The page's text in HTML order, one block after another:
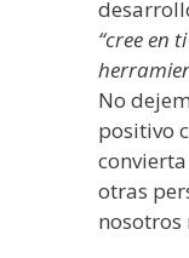
“cree en
No
positivo
otras
nosotros